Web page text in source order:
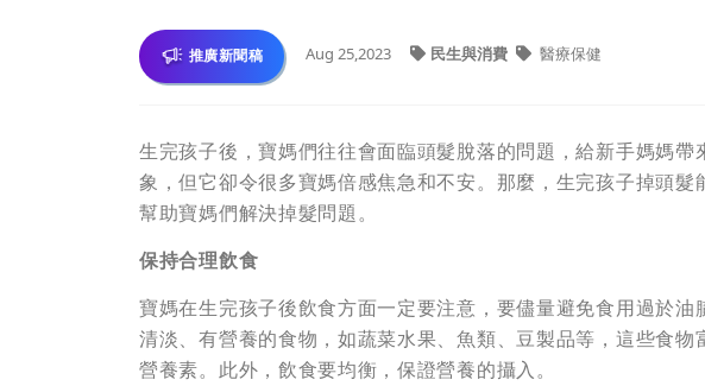
推廣新聞稿 Aug 25,2023 民生與消費 醫療保健
生完孩子後，寶媽們往往會面臨頭髮脫落的問題，給新手媽媽
象，但它卻令很多寶媽倍感焦急和不安。那麼，生完孩子掉頭
幫助寶媽們解決掉髮問題。
保持合理飲食
寶媽在生完孩子後飲食方面一定要注意，要儘量避免食用過於
清淡、有營養的食物，如蔬菜水果、魚類、豆製品等，這些食
營養素。此外，飲食要均衡，保證營養的攝入。